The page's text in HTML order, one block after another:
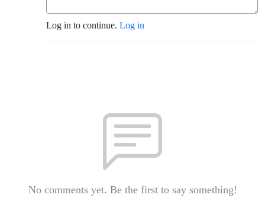
Log in to continue. Log in
No comments yet. Be the first to say something!